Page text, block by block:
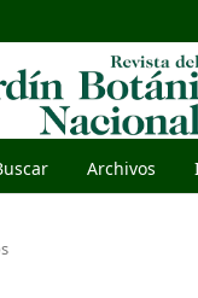
Archivos